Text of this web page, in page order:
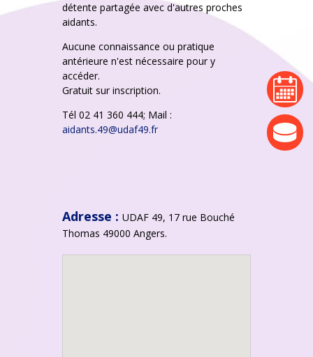
agenda
détente partagée avec d'autres proches
aidants.
Aucune connaissance ou pratique
antérieure n'est nécessaire pour y
accéder.
Gratuit sur inscription.
Tél 02 41 360 444; Mail :
aidants.49@udaf49.fr
Adresse : UDAF 49, 17 rue Bouché
Thomas 49000 Angers.